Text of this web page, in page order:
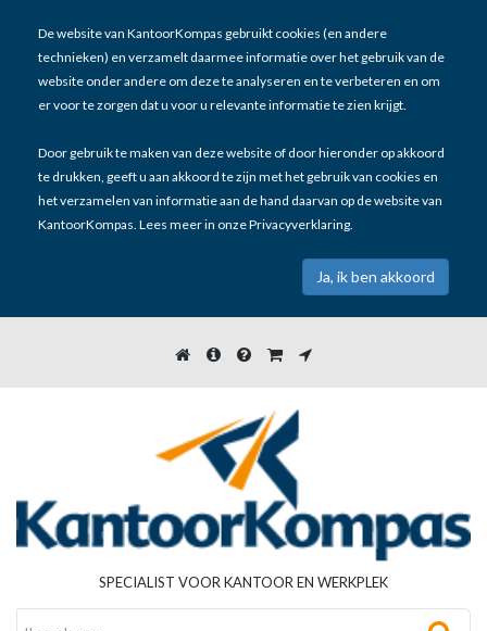
De website van KantoorKompas gebruikt cookies (en andere
technieken) en verzamelt daarmee informatie over het gebruik van de
website onder andere om deze te analyseren en te verbeteren en om
er voor te zorgen dat u voor u relevante informatie te zien krijgt.
Door gebruik te maken van deze website of door hieronder op akkoord
te drukken, geeft u aan akkoord te zijn met het gebruik van cookies en
het verzamelen van informatie aan de hand daarvan op de website van
KantoorKompas. Lees meer in onzePrivacyverklaring.
SPECIALIST VOOR KANTOOR EN WERKPLEK